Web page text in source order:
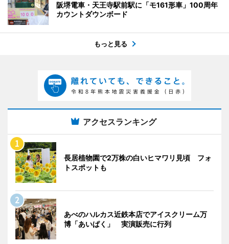
阪堺電車・天王寺駅前駅に「モ161形車」100周年
カウントダウンボード
もっと見る
アクセスランキング
長居植物園で2万株の白いヒマワリ見頃 フォ
トスポットも
あべのハルカス近鉄本店でアイスクリーム万
博「あいぱく」 実演販売に行列